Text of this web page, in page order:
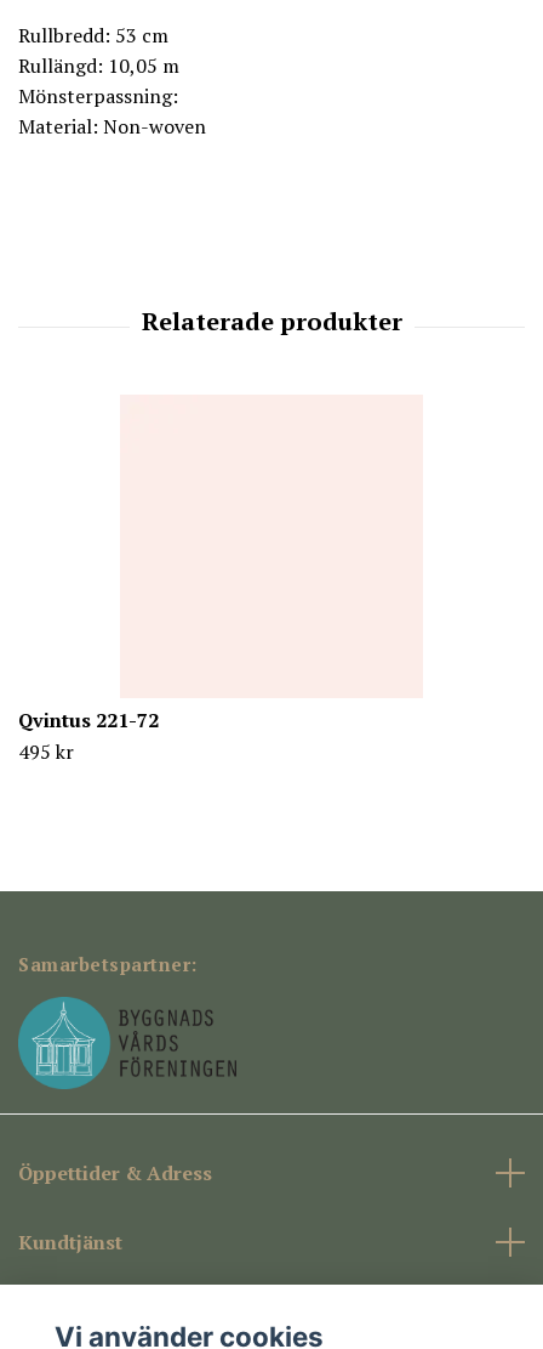
Rullbredd: 53 cm
Rullängd: 10,05 m
Mönsterpassning:
Material: Non-woven
Qvintus 221-72
495 kr
Samarbetspartner:
Öppettider & Adress
Kundtjänst
Vi använder cookies